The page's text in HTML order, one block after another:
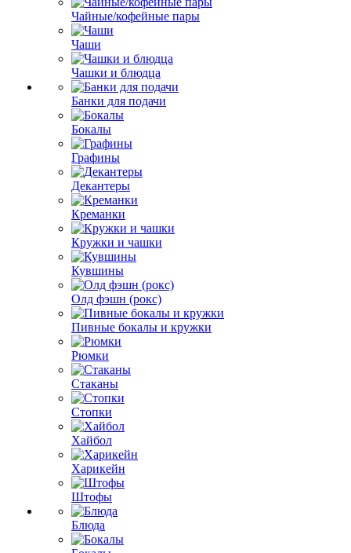
Чайные/кофейные пары
Чаши
Чашки и блюдца
Банки для подачи
Бокалы
Графины
Декантеры
Креманки
Кружки и чашки
Кувшины
Олд фэшн (рокс)
Пивные бокалы и кружки
Рюмки
Стаканы
Стопки
Хайбол
Харикейн
Штофы
Блюда